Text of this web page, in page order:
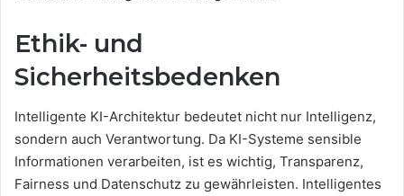
Ethik- und
Sicherheitsbedenken
Intelligente KI-Architektur bedeutet nicht nur Intelligenz,
sondern auch Verantwortung. Da KI-Systeme sensible
Informationen verarbeiten, ist es wichtig, Transparenz,
Fairness und Datenschutz zu gewährleisten. Intelligentes